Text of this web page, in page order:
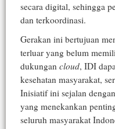
secara digital, sehingga
dan terkoordinasi.
Gerakan ini bertujuan
terluar yang belum
dukungan cloud, IDI
kesehatan masyarakat,
Inisiatif ini sejalan dengan
yang menekankan
seluruh masyarakat